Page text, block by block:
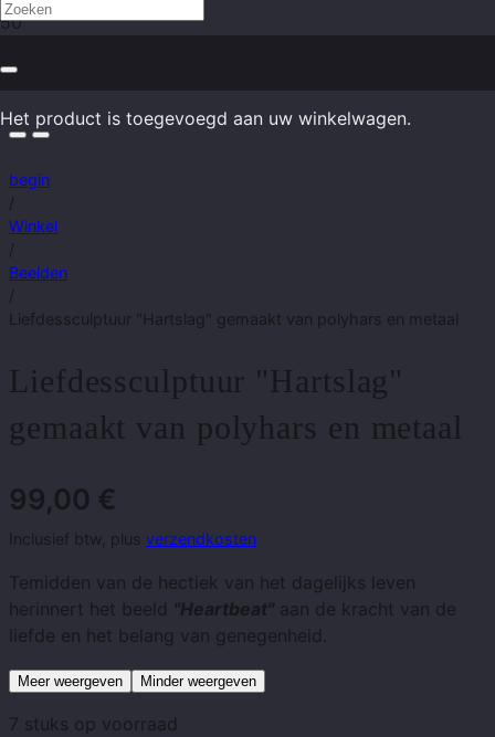
Het product is toegevoegd aan uw winkelwagen.
begin
/
Winkel
/
Beelden
/
Liefdessculptuur "Hartslag" gemaakt van polyhars en metaal
Liefdessculptuur "Hartslag"
gemaakt van polyhars en metaal
99,00 €
Inclusief btw, plus verzendkosten
Temidden van de hectiek van het dagelijks leven
herinnert het beeld "Heartbeat" aan de kracht van de
liefde en het belang van genegenheid.
Meer weergeven Minder weergeven
7 stuks op voorraad